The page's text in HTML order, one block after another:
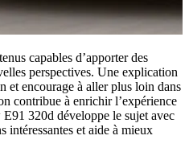
capables d’apporter des
perspectives. Une explication
et encourage à aller plus loin dans
contribue à enrichir l’expérience
320d développe le sujet avec
intéressantes et aide à mieux